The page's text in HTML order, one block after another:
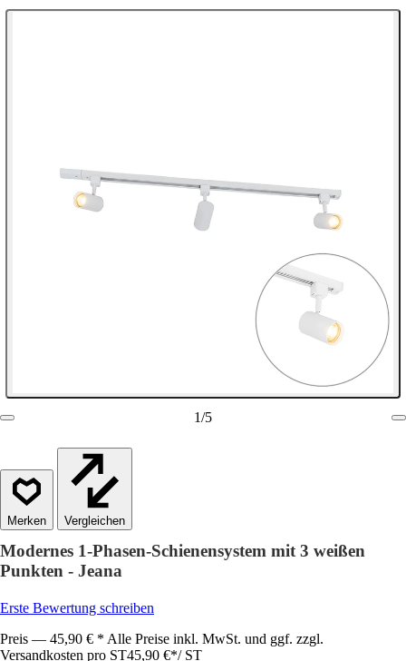
1/5
Vergleichen
Modernes 1-Phasen-Schienensystem mit 3 weißen
Punkten - Jeana
Erste Bewertung schreiben
Preis — 45,90 € * Alle Preise inkl. MwSt. und ggf. zzgl.
Versandkosten pro ST45,90 €*/ ST